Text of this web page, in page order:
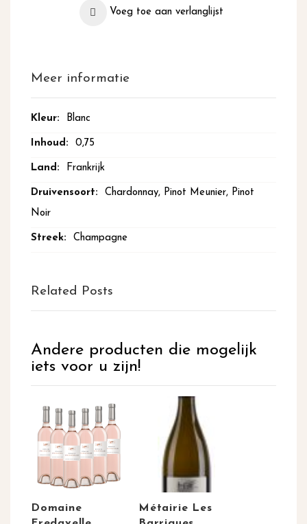
Voeg toe aan verlanglijst
Meer informatie
Meer
Blanc
0,75
Frankrijk
Chardonnay, Pinot Meunier, Pinot
Noir
Champagne
Related Posts
Andere producten die mogelijk
iets voor u zijn!
Domaine
Métairie Les